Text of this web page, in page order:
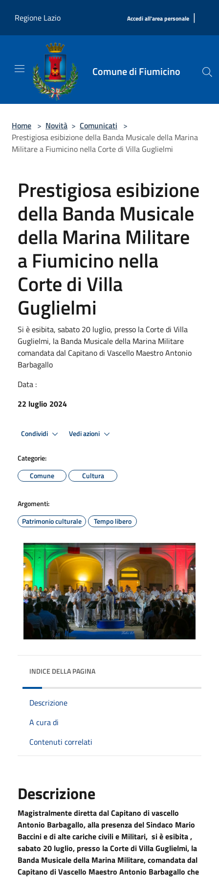
Regione Lazio
Accedi all'area personale |
Comune di Fiumicino
Home > Novità > Comunicati >
Prestigiosa esibizione della Banda Musicale della Marina
Militare a Fiumicino nella Corte di Villa Guglielmi
Prestigiosa esibizione
della Banda Musicale
della Marina Militare
a Fiumicino nella
Corte di Villa
Guglielmi
Si è esibita, sabato 20 luglio, presso la Corte di Villa
Guglielmi, la Banda Musicale della Marina Militare
comandata dal Capitano di Vascello Maestro Antonio
Barbagallo
Data :
22 luglio 2024
Condividi Vedi azioni
Categorie:
Comune
Cultura
Argomenti:
Patrimonio culturale
Tempo libero
INDICE DELLA PAGINA
Descrizione
A cura di
Contenuti correlati
Descrizione
Magistralmente diretta dal Capitano di vascello
Antonio Barbagallo, alla presenza del Sindaco Mario
Baccini e di alte cariche civili e Militari, si è esibita ,
sabato 20 luglio, presso la Corte di Villa Guglielmi, la
Banda Musicale della Marina Militare, comandata dal
Capitano di Vascello Maestro Antonio Barbagallo che